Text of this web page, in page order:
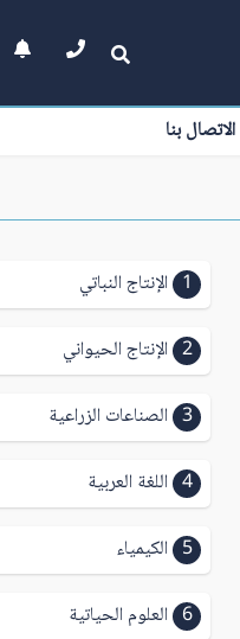
الاتصال بنا
1 الإنتاج النباتي
2 الإنتاج الحيواني
3 الصناعات الزراعية
4 اللغة العربية
5 الكيمياء
6 العلوم الحياتية